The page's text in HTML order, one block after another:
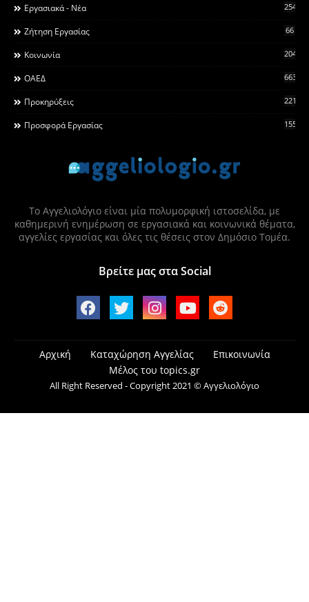
Εργασιακά - Νέα 2546
Ζήτηση Εργασίας 66
Κοινωνία 2044
ΟΑΕΔ 663
Προκηρύξεις 2215
Προσφορά Εργασίας 155
Το Αγγελιολόγιο είναι μία πολυμορφική ιστοσελίδα, με
καθημερινή ενημέρωση σε εργασιακά και κοινωνικά θέματα,
αγγελίες εργασίας και όλες τις θέσεις στον Δημόσιο Τομέα.
Βρείτε μας στα Social
Αρχική Καταχώρηση Αγγελίας
Επικοινωνία
Μέλος του topics.gr
All Right Reserved - Copyright 2021 © Αγγελιολόγιο